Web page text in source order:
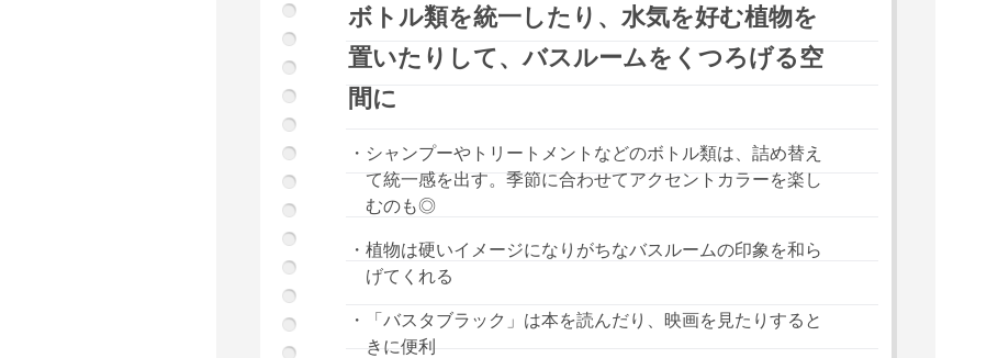
ボトル類を統一したり、水気を好む植物を
置いたりして、バスルームをくつろげる空
間に
・シャンプーやトリートメントなどのボトル類は、詰め替え
て統一感を出す。季節に合わせてアクセントカラーを楽し
むのも◎
・植物は硬いイメージになりがちなバスルームの印象を和ら
げてくれる
・「バスタブラック」は本を読んだり、映画を見たりすると
きに便利